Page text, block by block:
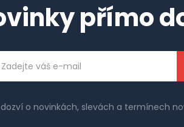
přímo
o novinkách, slevách a termínech